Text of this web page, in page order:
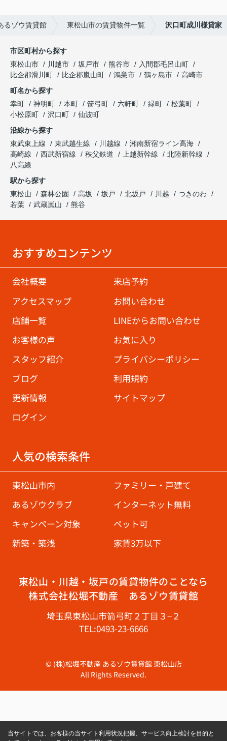
るゾウ賃貸館 東松山市の賃貸物件一覧 沢口町成川様貸家
市区町村から探す
東松山市
川越市 坂戸市 熊谷市
入間郡毛呂山町
比企郡滑川町
比企郡嵐山町 鴻巣市 鶴ヶ島市
高崎市
町名から探す
幸町
神明町 本町 箭弓町 六軒町 緑町
松葉町
小松原町
沢口町
仙波町
沿線から探す
東武東上線
東武越生線 川越線
湘南新宿ライン高海
高崎線
西武新宿線 秩父鉄道 上越新幹線
北陸新幹線
八高線
駅から探す
東松山
森林公園 高坂 坂戸 北坂戸 川越
つきのわ
若葉
武蔵嵐山 熊谷
おすすめコンテンツ
会社概要
来店予約
アクセスマップ
お問い合わせ
店舗一覧
LINEからお問い合わせ
お客様の声
お気に入り
スタッフ紹介
プライバシーポリシー
ブログ
利用規約
更新情報
サイトマップ
ログイン
人気の検索条件
東松山市内
ファミリー・戸建て
あるゾウクラブ
インターネット無料
キャンペーン対象
ペット可
新築・築浅
家賃3万以下
東松山・川越・坂戸の賃貸物件のことなら
株式会社松堀不動産 あるゾウ賃貸館
埼玉県東松山市箭弓町２丁目３−２
TEL:0493-23-6666
© (株)松堀不動産 あるゾウ賃貸館 東松山店
All Rights Reserved.
当サイトでは、お客様の当サイト利用状況把握、サービス向上検討を目的と